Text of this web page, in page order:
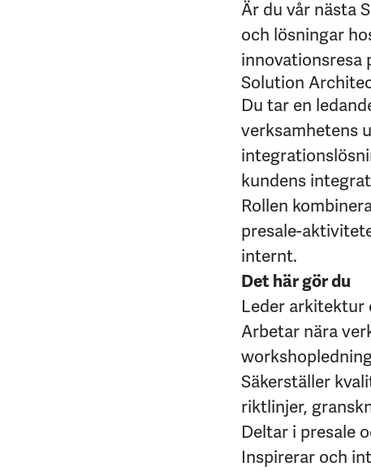
Är du vår nästa
och lösningar
innovationsresa
Solution
Du tar en
verksamhetens
kundens
Rollen
presale-
internt.
Det här gör du
Leder arkitektur
Arbetar nära
Säkerställer
riktlinjer,
Deltar i presale
Inspirerar och